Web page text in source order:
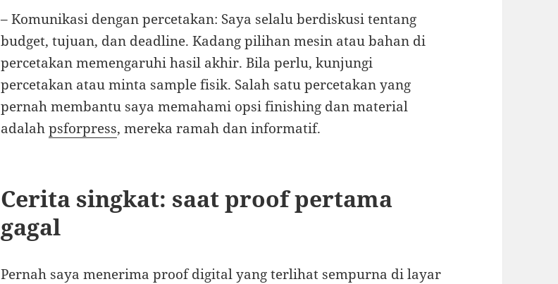
– Komunikasi dengan percetakan: Saya selalu berdiskusi tentang
budget, tujuan, dan deadline. Kadang pilihan mesin atau bahan di
percetakan memengaruhi hasil akhir. Bila perlu, kunjungi
percetakan atau minta sample fisik. Salah satu percetakan yang
pernah membantu saya memahami opsi finishing dan material
adalahpsforpress, mereka ramah dan informatif.
Cerita singkat: saat proof pertama
gagal
Pernah saya menerima proof digital yang terlihat sempurna di layar